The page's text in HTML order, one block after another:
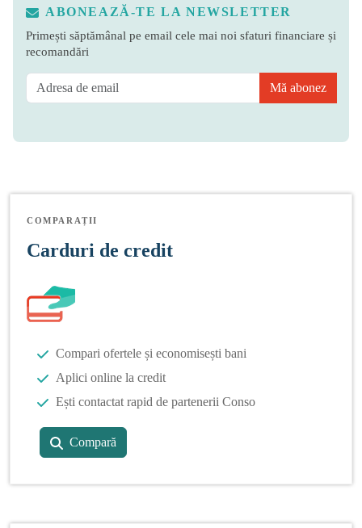
ABONEAZĂ-TE LA NEWSLETTER
Primești săptămânal pe email cele mai noi sfaturi financiare și
recomandări
Mă abonez
COMPARAȚII
Carduri de credit
Compari ofertele și economisești bani
Aplici online la credit
Ești contactat rapid de partenerii Conso
Compară